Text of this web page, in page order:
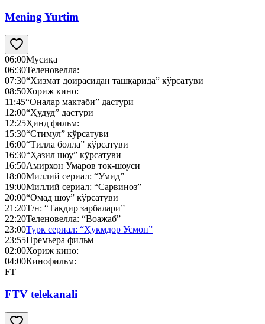
Mening Yurtim
06:00Мусиқа
06:30Теленовелла:
07:30“Хизмат доирасидан ташқарида” кўрсатуви
08:50Хориж кино:
11:45“Оналар мактаби” дастури
12:00“Ҳудуд” дастури
12:25Ҳинд фильм:
15:30“Стимул” кўрсатуви
16:00“Тилла болла” кўрсатуви
16:30“Ҳазил шоу” кўрсатуви
16:50Амирхон Умаров ток-шоуси
18:00Миллий сериал: “Умид”
19:00Миллий сериал: “Сарвиноз”
20:00“Омад шоу” кўрсатуви
21:20Т/н: “Тақдир зарбалари”
22:20Теленовелла: “Воажаб”
23:00Турк сериал: “Ҳукмдор Усмон”
23:55Премьера фильм
02:00Хориж кино:
04:00Кинофильм:
FT
FTV telekanali